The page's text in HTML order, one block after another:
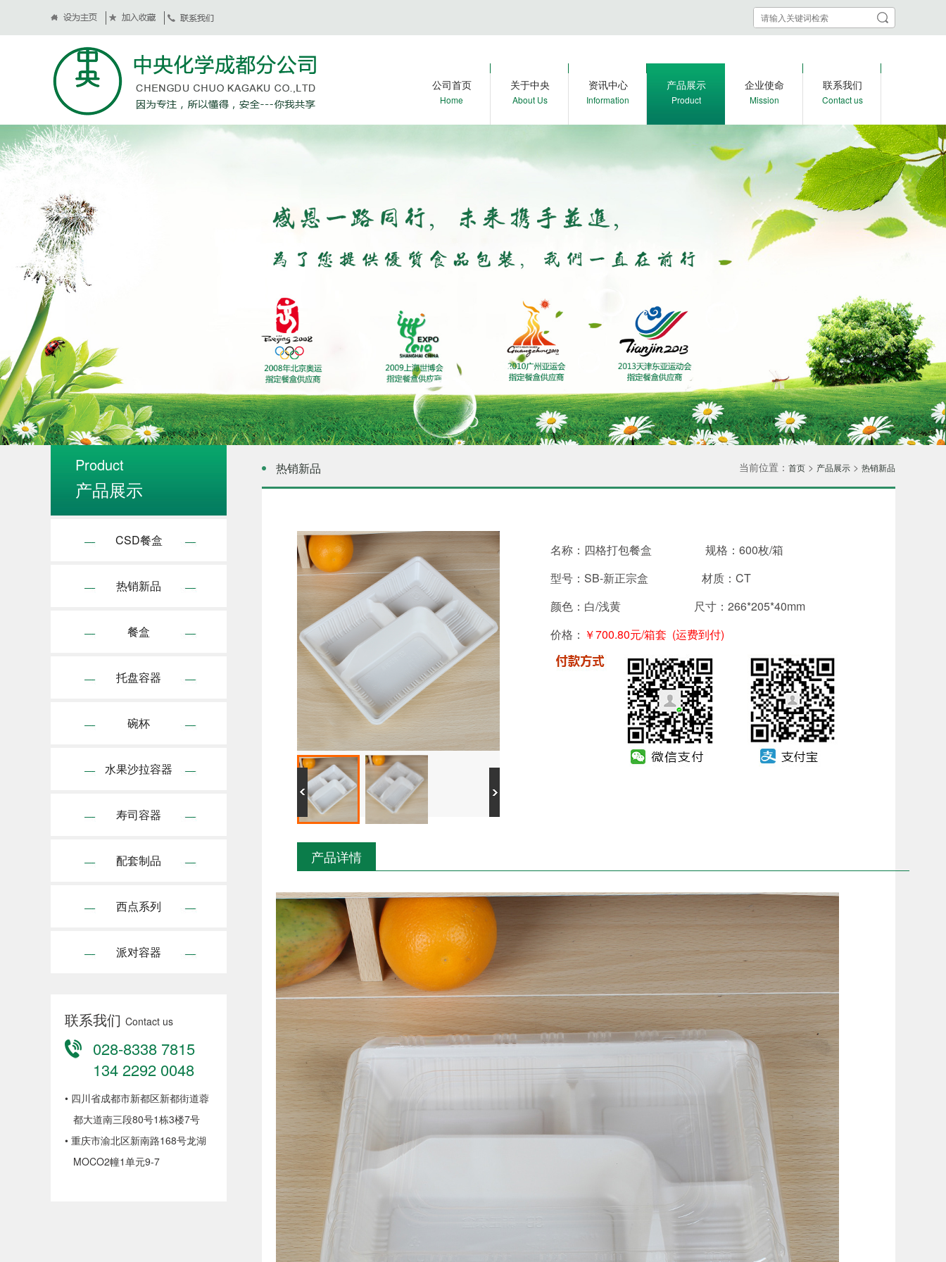
公司首页
Home
关于中央
About Us
资讯中心
Information
产品展示
Product
企业使命
Mission
联系我们
Contact us
Product
产品展示
CSD餐盒
热销新品
餐盒
托盘容器
碗杯
水果沙拉容器
寿司容器
配套制品
西点系列
派对容器
联系我们 Contact us
028-8338 7815
134 2292 0048
• 四川省成都市新都区新都街道蓉
都大道南三段80号1栋3楼7号
• 重庆市渝北区新南路168号龙湖
MOCO2幢1单元9-7
热销新品 当前位置： 首页 > 产品展示 > 热销新品
名称：四格打包餐盒 规格：600枚/箱
型号：SB-新正宗盒 材质：CT
颜色：白/浅黄 尺寸：266*205*40mm
价格： ￥700.80元/箱套 (运费到付)
产品详情